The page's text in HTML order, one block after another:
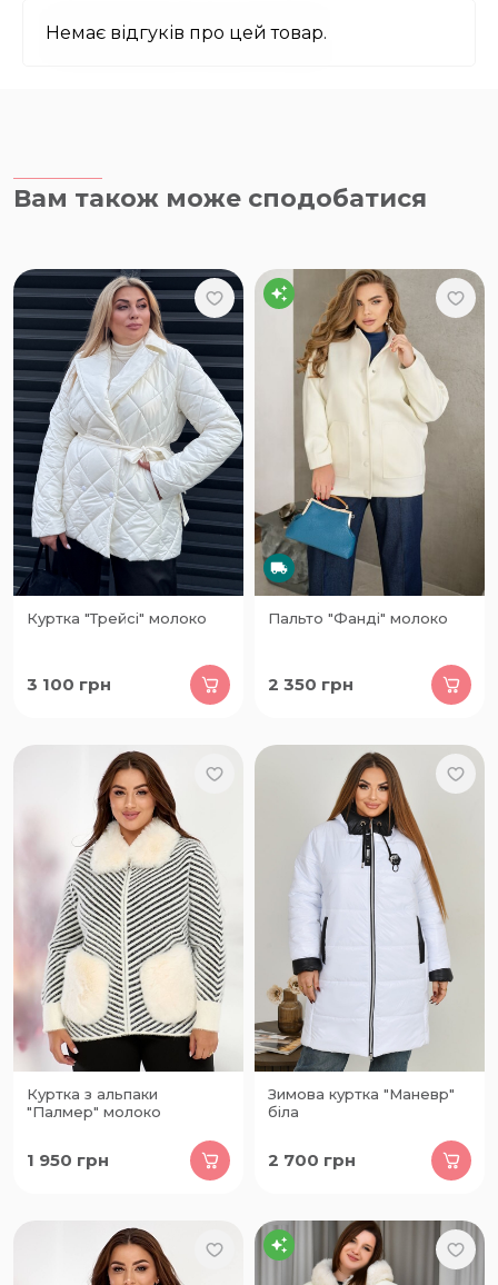
Немає відгуків про цей товар.
Вам також може сподобатися
Куртка "Трейсі" молоко
3 100 грн
Пальто "Фанді" молоко
2 350 грн
Куртка з альпаки
"Палмер" молоко
1 950 грн
Зимова куртка "Маневр"
біла
2 700 грн